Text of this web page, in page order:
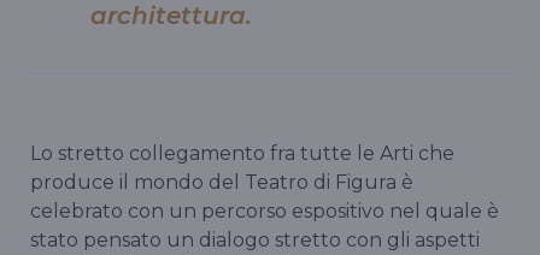
architettura.
Lo stretto collegamento fra tutte le Arti che
produce il mondo del Teatro di Figura è
celebrato con un percorso espositivo nel quale è
stato pensato un dialogo stretto con gli aspetti